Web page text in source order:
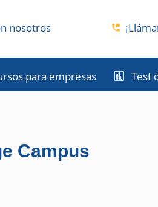
nosotros
para empresas Test
Campus